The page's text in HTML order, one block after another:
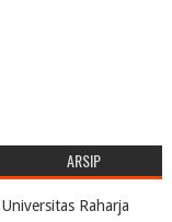
ARSIP
Raharja